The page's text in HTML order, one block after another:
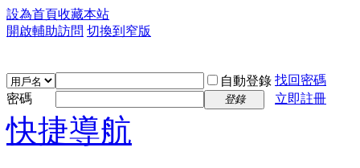
設為首頁收藏本站
開啟輔助訪問 切換到窄版
自動登錄 找回密碼
密碼
登錄 立即註冊
快捷導航